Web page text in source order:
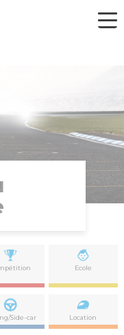
Ecole
Side-car Location